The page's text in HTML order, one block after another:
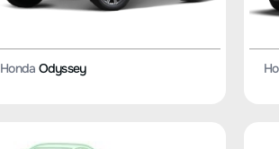
Honda Odyssey